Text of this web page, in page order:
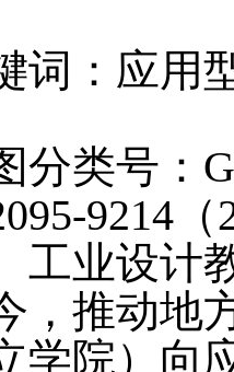
：应用型
类号：
9214（
业设计
推动地方
学院）向